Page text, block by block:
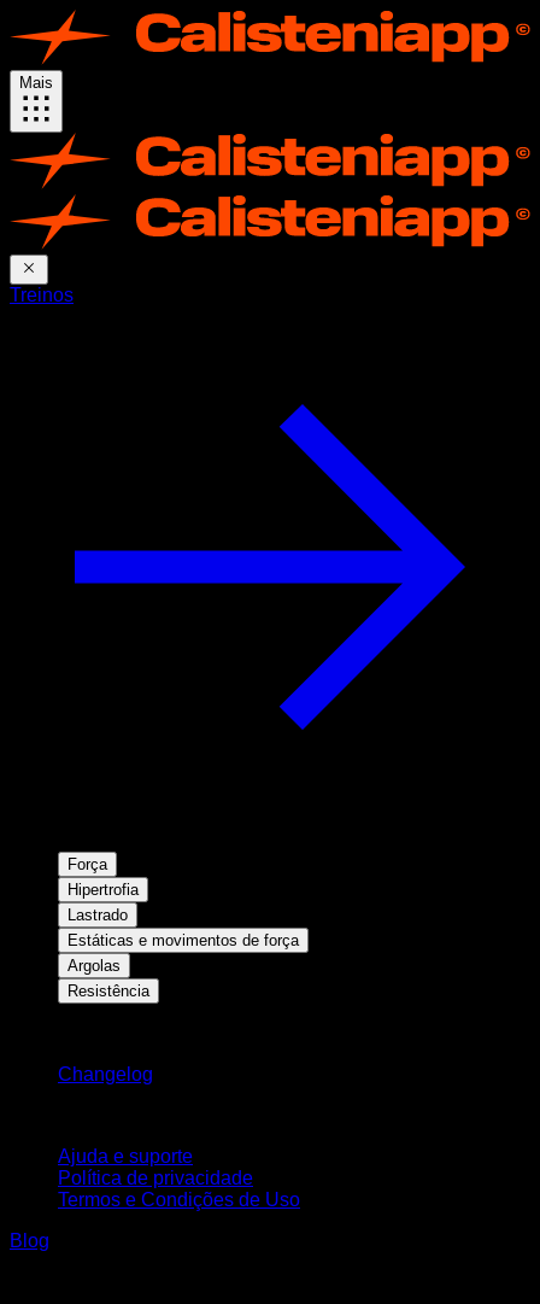
Mais
Treinos
Força
Hipertrofia
Lastrado
Estáticas e movimentos de força
Argolas
Resistência
Changelog
Ajuda e suporte
Política de privacidade
Termos e Condições de Uso
Blog